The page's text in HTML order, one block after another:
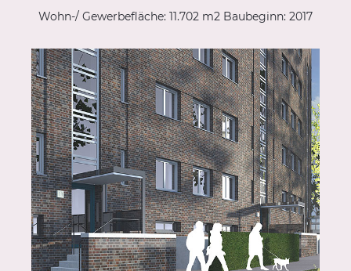
Wohn-/ Gewerbefläche: 11.702 m2 Baubeginn: 2017